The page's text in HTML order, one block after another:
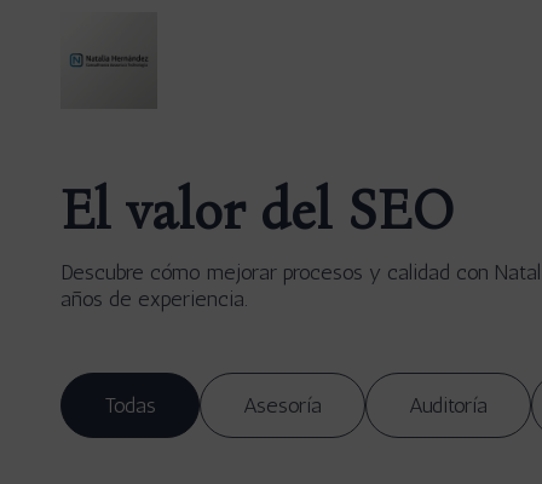
El valor del SEO
Descubre cómo mejorar procesos y calidad con
años de experiencia.
Todas Asesoría Auditoría